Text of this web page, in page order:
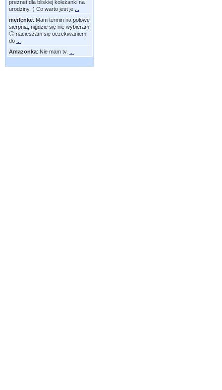
preznet dla bliskiej koleżanki na
urodziny :) Co warto jest je
merlenke: Mam termin na połowę
sierpnia, nigdzie się nie wybieram
🙂 nacieszam się oczekiwaniem,
do
Amazonka: Nie mam tv.